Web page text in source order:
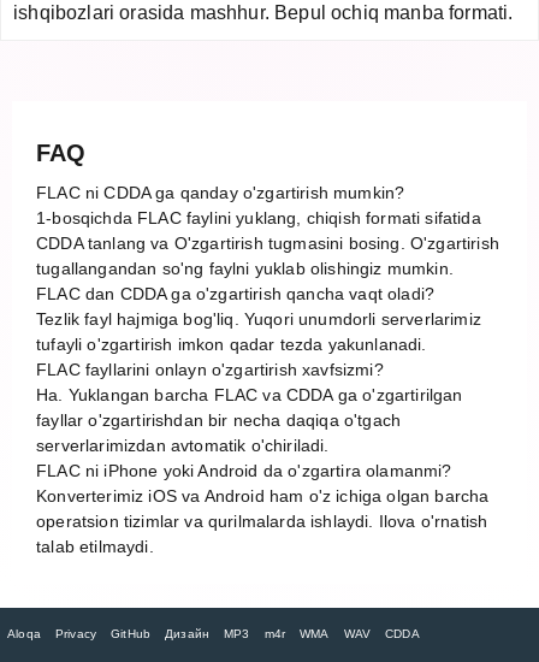
ishqibozlari orasida mashhur. Bepul ochiq manba formati.
FAQ
FLAC ni CDDA ga qanday o'zgartirish mumkin?
1-bosqichda FLAC faylini yuklang, chiqish formati sifatida
CDDA tanlang va O'zgartirish tugmasini bosing. O'zgartirish
tugallangandan so'ng faylni yuklab olishingiz mumkin.
FLAC dan CDDA ga o'zgartirish qancha vaqt oladi?
Tezlik fayl hajmiga bog'liq. Yuqori unumdorli serverlarimiz
tufayli o'zgartirish imkon qadar tezda yakunlanadi.
FLAC fayllarini onlayn o'zgartirish xavfsizmi?
Ha. Yuklangan barcha FLAC va CDDA ga o'zgartirilgan
fayllar o'zgartirishdan bir necha daqiqa o'tgach
serverlarimizdan avtomatik o'chiriladi.
FLAC ni iPhone yoki Android da o'zgartira olamanmi?
Konverterimiz iOS va Android ham o'z ichiga olgan barcha
operatsion tizimlar va qurilmalarda ishlaydi. Ilova o'rnatish
talab etilmaydi.
Aloqa Privacy GitHub Дизайн MP3 m4r WMA WAV CDDA